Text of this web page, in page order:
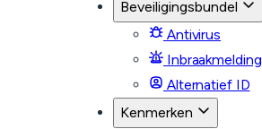
Beveiligingsbundel
Antivirus
Inbraakmelding
Alternatief ID
Kenmerken